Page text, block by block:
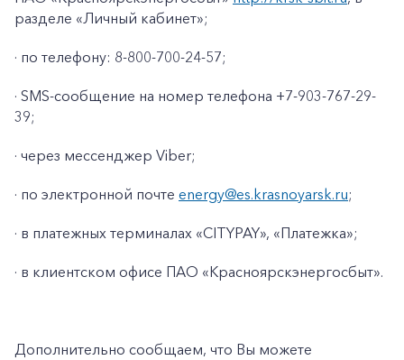
+7-800-700-24-57
Частным клиентам
разделе «Личный кабинет»;
· по телефону: 8-800-700-24-57;
· SMS-сообщение на номер телефона +7-903-767-29-
39;
· через мессенджер Viber;
· по электронной почте energy@es.krasnoyarsk.ru;
· в платежных терминалах «CITYPAY», «Платежка»;
· в клиентском офисе ПАО «Красноярскэнергосбыт».
Дополнительно сообщаем, что Вы можете